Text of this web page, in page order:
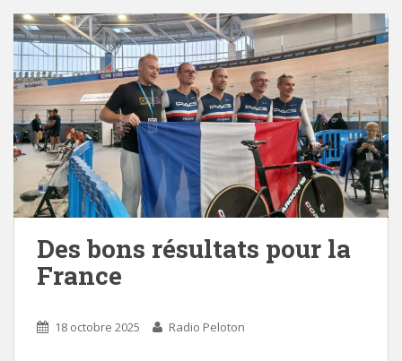
Des bons résultats pour la
France
18 octobre 2025 Radio Peloton